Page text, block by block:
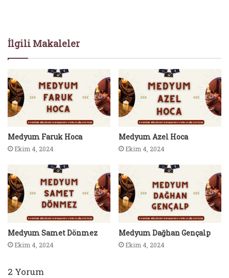
İlgili Makaleler
Medyum Faruk Hoca
Ekim 4, 2024
Medyum Azel Hoca
Ekim 4, 2024
Medyum Samet Dönmez
Ekim 4, 2024
Medyum Dağhan Gençalp
Ekim 4, 2024
2 Yorum